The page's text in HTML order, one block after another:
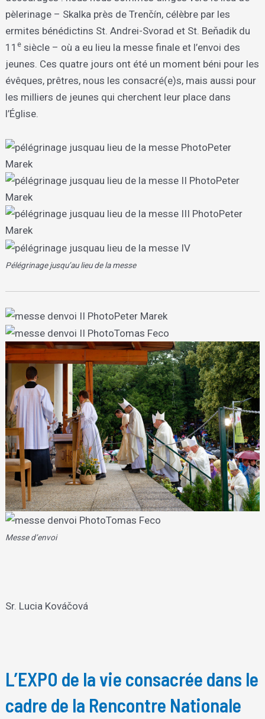
pèlerinage – Skalka près de Trenčín, célèbre par les
ermites bénédictins St. Andrei-Svorad et St. Beňadik du
11e siècle – où a eu lieu la messe finale et l’envoi des
jeunes. Ces quatre jours ont été un moment béni pour les
évêques, prêtres, nous les consacré(e)s, mais aussi pour
les milliers de jeunes qui cherchent leur place dans
l’Église.
Pélégrinage jusqu’au lieu de la messe
Messe d’envoi
Sr. Lucia Kováčová
L’EXPO de la vie consacrée dans le
cadre de la Rencontre Nationale